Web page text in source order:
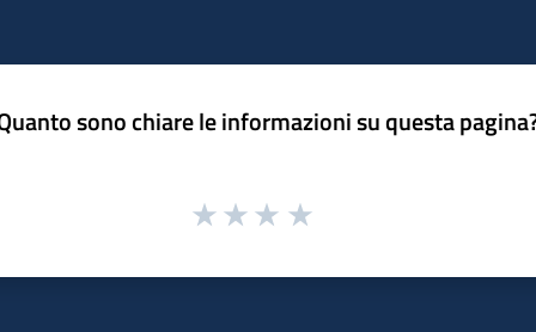
sono chiare le informazioni su questa